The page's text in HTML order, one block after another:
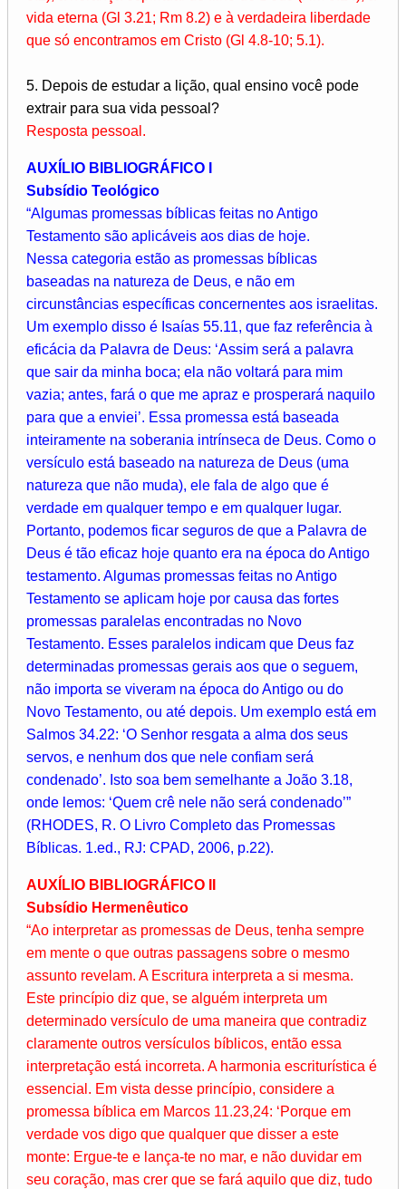
vida eterna (Gl 3.21; Rm 8.2) e à verdadeira liberdade
que só encontramos em Cristo (Gl 4.8-10; 5.1).
5. Depois de estudar a lição, qual ensino você pode
extrair para sua vida pessoal?
Resposta pessoal.
AUXÍLIO BIBLIOGRÁFICO I
Subsídio Teológico
“Algumas promessas bíblicas feitas no Antigo
Testamento são aplicáveis aos dias de hoje.
Nessa categoria estão as promessas bíblicas
baseadas na natureza de Deus, e não em
circunstâncias específicas concernentes aos israelitas.
Um exemplo disso é Isaías 55.11, que faz referência à
eficácia da Palavra de Deus: ‘Assim será a palavra
que sair da minha boca; ela não voltará para mim
vazia; antes, fará o que me apraz e prosperará naquilo
para que a enviei’. Essa promessa está baseada
inteiramente na soberania intrínseca de Deus. Como o
versículo está baseado na natureza de Deus (uma
natureza que não muda), ele fala de algo que é
verdade em qualquer tempo e em qualquer lugar.
Portanto, podemos ficar seguros de que a Palavra de
Deus é tão eficaz hoje quanto era na época do Antigo
testamento. Algumas promessas feitas no Antigo
Testamento se aplicam hoje por causa das fortes
promessas paralelas encontradas no Novo
Testamento. Esses paralelos indicam que Deus faz
determinadas promessas gerais aos que o seguem,
não importa se viveram na época do Antigo ou do
Novo Testamento, ou até depois. Um exemplo está em
Salmos 34.22: ‘O Senhor resgata a alma dos seus
servos, e nenhum dos que nele confiam será
condenado’. Isto soa bem semelhante a João 3.18,
onde lemos: ‘Quem crê nele não será condenado’”
(RHODES, R. O Livro Completo das Promessas
Bíblicas. 1.ed., RJ: CPAD, 2006, p.22).
AUXÍLIO BIBLIOGRÁFICO II
Subsídio Hermenêutico
“Ao interpretar as promessas de Deus, tenha sempre
em mente o que outras passagens sobre o mesmo
assunto revelam. A Escritura interpreta a si mesma.
Este princípio diz que, se alguém interpreta um
determinado versículo de uma maneira que contradiz
claramente outros versículos bíblicos, então essa
interpretação está incorreta. A harmonia escriturística é
essencial. Em vista desse princípio, considere a
promessa bíblica em Marcos 11.23,24: ‘Porque em
verdade vos digo que qualquer que disser a este
monte: Ergue-te e lança-te no mar, e não duvidar em
seu coração, mas crer que se fará aquilo que diz, tudo